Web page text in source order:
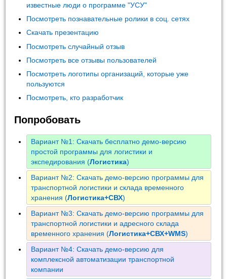
известные люди о программе "УСУ"
Посмотреть познавательные ролики в соц. сетях
Скачать презентацию
Посмотреть случайный отзыв
Посмотреть все отзывы пользователей
Посмотреть логотипы организаций, которые уже
пользуются
Посмотреть, кто разработчик
Попробовать
Вариант №1: Скачать бесплатно демо-версию
простой программы для логистики и
экспедирования (Логистика)
Вариант №2: Скачать демо-версию программы для
транспортной логистики и склада временного
хранения (Логистика+СВХ)
Вариант №3: Скачать демо-версию программы для
транспортной логистики и адресного склада
временного хранения (Логистика+СВХ+WMS)
Вариант №4: Скачать демо-версию для
комплексной автоматизации транспортной
компании